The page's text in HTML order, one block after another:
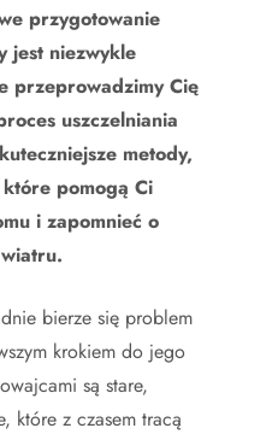
przygotowanie
jest niezwykle
przeprowadzimy Cię
uszczelniania
metody,
pomogą Ci
i zapomnieć o
bierze się problem
krokiem do jego
są stare,
które z czasem tracą